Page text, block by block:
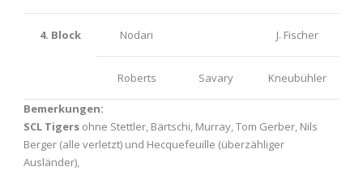
4. Block Nodari J. Fischer
Roberts Savary Kneubühler
Bemerkungen:
SCL Tigers ohne Stettler, Bärtschi, Murray, Tom Gerber, Nils
Berger (alle verletzt) und Hecquefeuille (überzähliger
Ausländer),